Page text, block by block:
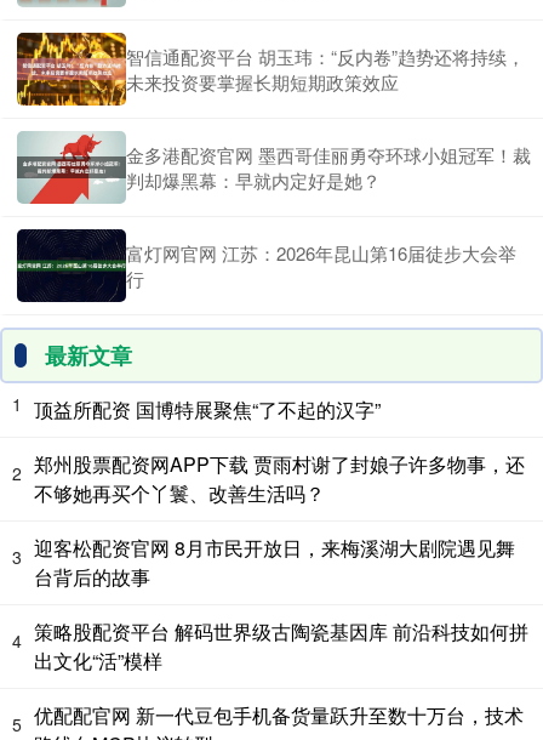
智信通配资平台 胡玉玮：“反内卷”趋势还将持续，
未来投资要掌握长期短期政策效应
金多港配资官网 墨西哥佳丽勇夺环球小姐冠军！裁
判却爆黑幕：早就内定好是她？
富灯网官网 江苏：2026年昆山第16届徒步大会举
行
最新文章
1 顶益所配资 国博特展聚焦“了不起的汉字”
2 郑州股票配资网APP下载 贾雨村谢了封娘子许多物事，还
不够她再买个丫鬟、改善生活吗？
3 迎客松配资官网 8月市民开放日，来梅溪湖大剧院遇见舞
台背后的故事
4 策略股配资平台 解码世界级古陶瓷基因库 前沿科技如何拼
出文化“活”模样
5 优配配官网 新一代豆包手机备货量跃升至数十万台，技术